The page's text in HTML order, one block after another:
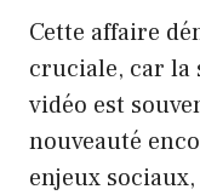
Cette affaire
cruciale, car la
vidéo est
nouveauté
enjeux